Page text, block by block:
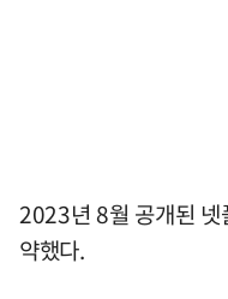
2023년 8월 공개된 넷
약했다.